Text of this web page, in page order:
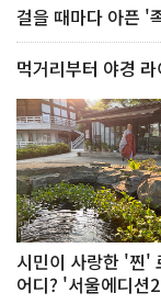
가 가능한 장비다. 비
서 도움을 주고 있다.
는 총 2,891건, 이 가
는 50건이다. 올해 5
을 가하는 사람이 있
고 도주했고 경찰이
도 주취자의 행패나
누리집에서 상시 신청
1인 근무 점포뿐 아니
미용실, 네일숍, 음식
영업이 잦은 점포의 안전
안심벨’은 서울시 누
이다.소상공인안심벨
먹거리부터 야경
시민이 사랑한 '찐'
어디? '서울에디션